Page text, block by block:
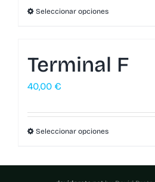
Seleccionar opciones
Terminal F
40,00 €
Seleccionar opciones